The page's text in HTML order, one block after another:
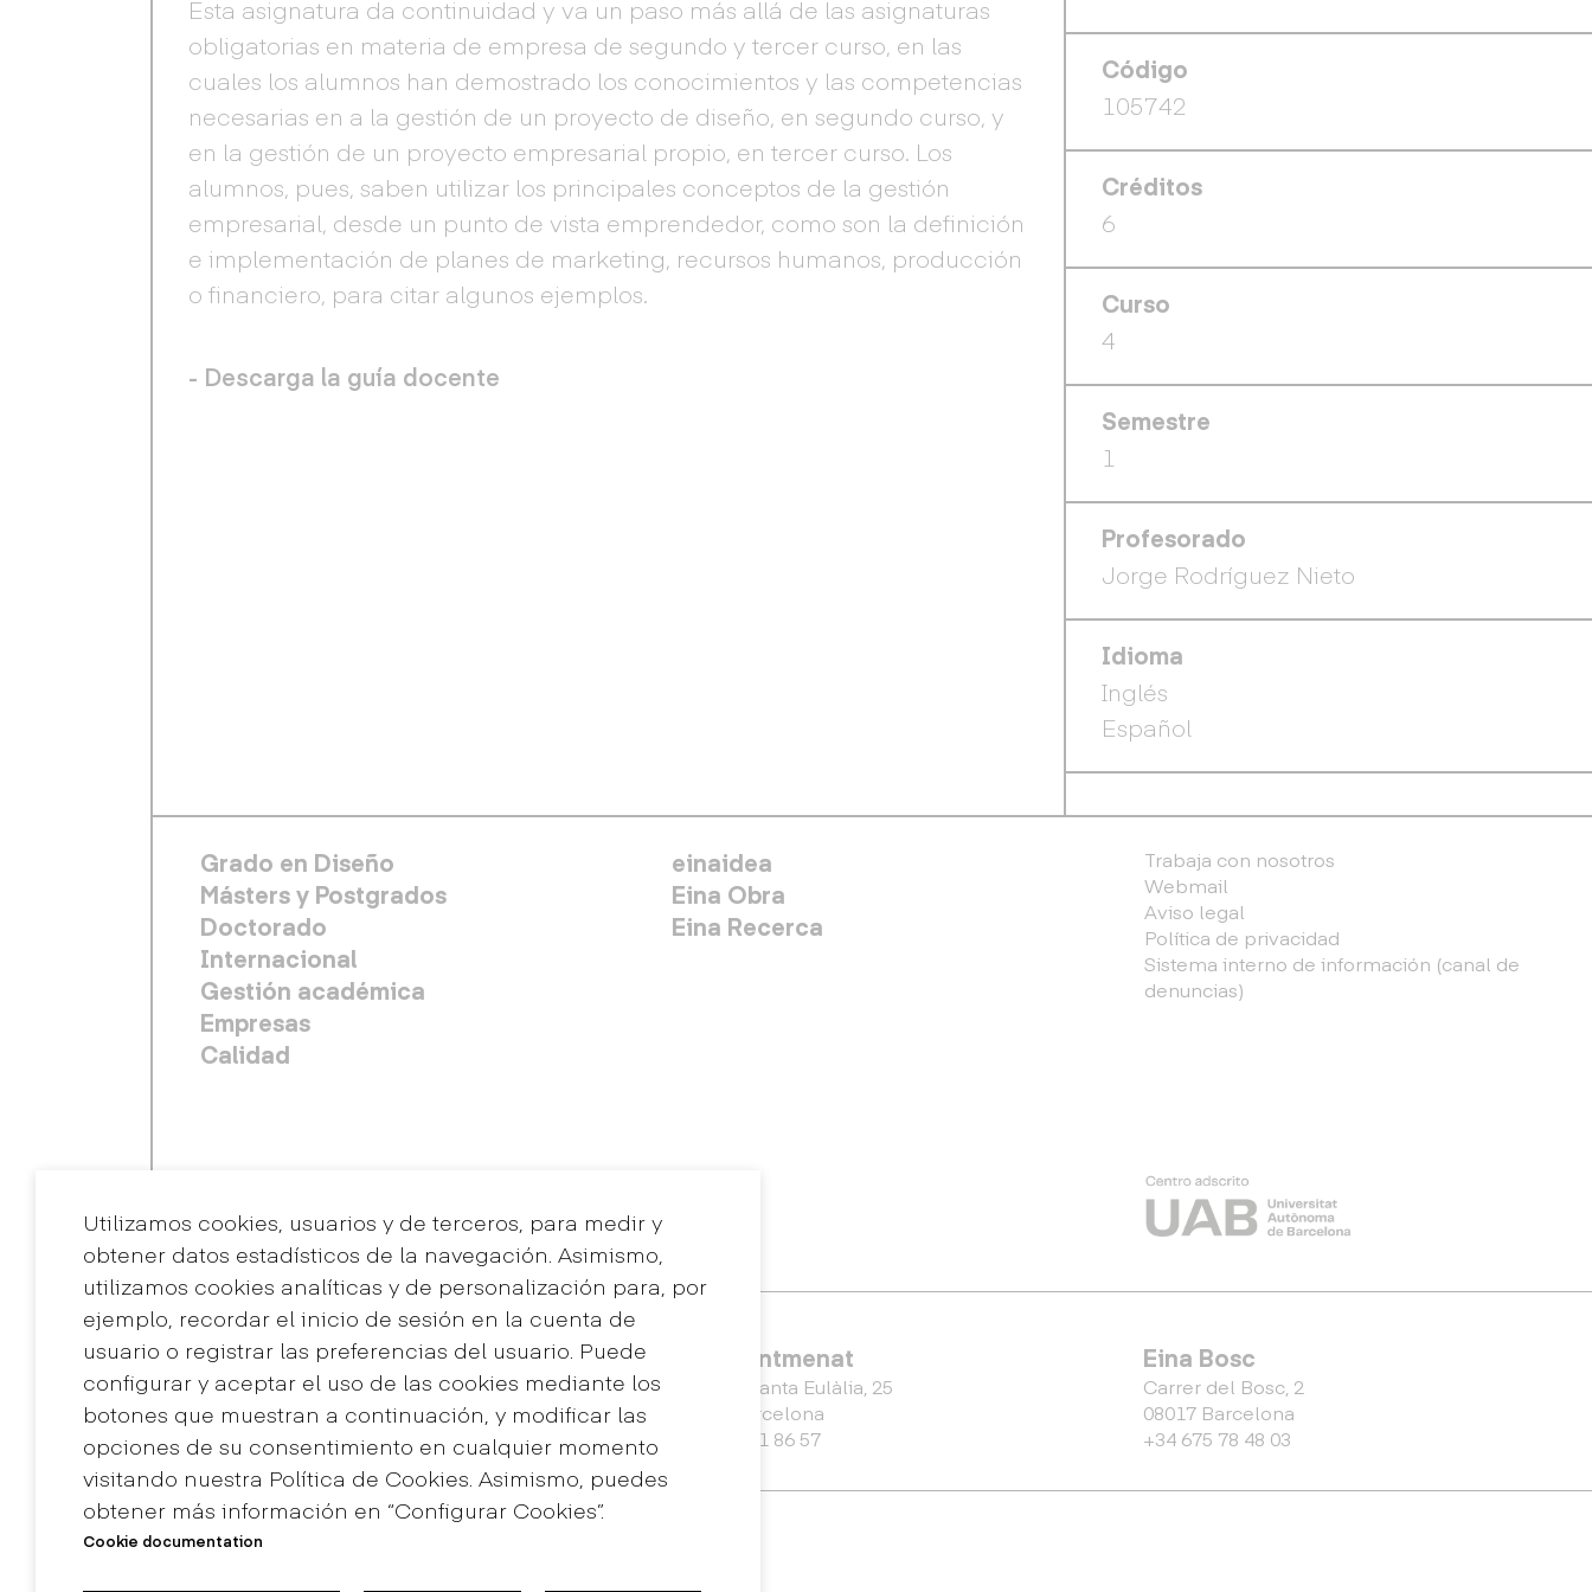
Esta asignatura da continuidad y va un paso más allá de las asignaturas
obligatorias en materia de empresa de segundo y tercer curso, en las
cuales los alumnos han demostrado los conocimientos y las competencias
necesarias en a la gestión de un proyecto de diseño, en segundo curso, y
en la gestión de un proyecto empresarial propio, en tercer curso. Los
alumnos, pues, saben utilizar los principales conceptos de la gestión
empresarial, desde un punto de vista emprendedor, como son la definición
e implementación de planes de marketing, recursos humanos, producción
o financiero, para citar algunos ejemplos.
- Descarga la guía docente
Código
105742
Créditos
6
Curso
4
Semestre
1
Profesorado
Jorge Rodríguez Nieto
Idioma
Inglés
Español
Utilizamos cookies, usuarios y de terceros, para medir y
obtener datos estadísticos de la navegación. Asimismo,
utilizamos cookies analíticas y de personalización para, por
ejemplo, recordar el inicio de sesión en la cuenta de
usuario o registrar las preferencias del usuario. Puede
configurar y aceptar el uso de las cookies mediante los
botones que muestran a continuación, y modificar las
opciones de su consentimiento en cualquier momento
visitando nuestra Política de Cookies. Asimismo, puedes
obtener más información en “Configurar Cookies”.
Cookie documentation
FOOTER PRINCIPAL
Grado en Diseño
Másters y Postgrados
Doctorado
Internacional
Gestión académica
Empresas
Calidad
MENÚ SECUNDARIO
einaidea
Eina Obra
Eina Recerca
Trabaja con nosotros
Webmail
Aviso legal
Política de privacidad
Sistema interno de información (canal de
denuncias)
Contacto
+34 932 030 923
info@eina.cat
Eina Sentmenat
Passeig Santa Eulàlia, 25
08017 Barcelona
+34 672 31 86 57
Eina Bosc
Carrer del Bosc, 2
08017 Barcelona
+34 675 78 48 03
Grado en Diseño
Máster Universitario de